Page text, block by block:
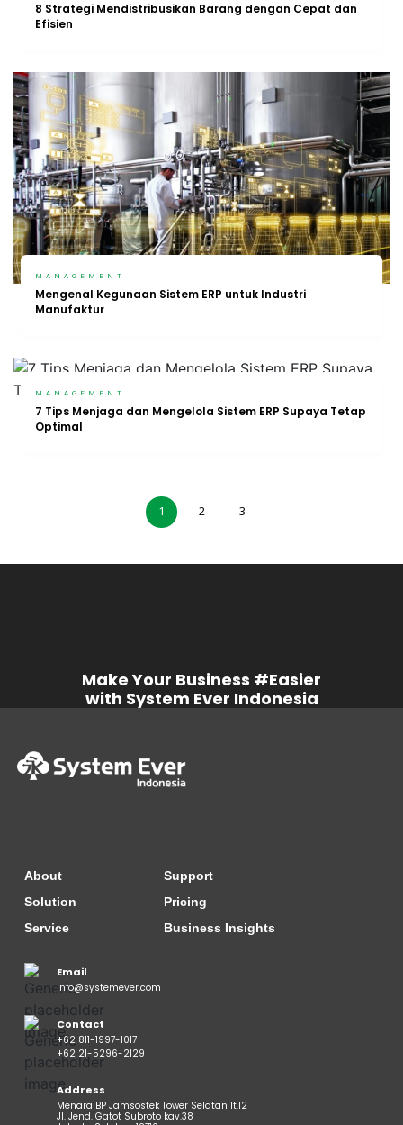
8 Strategi Mendistribusikan Barang dengan Cepat dan
Efisien
MANAGEMENT
Mengenal Kegunaan Sistem ERP untuk Industri
Manufaktur
MANAGEMENT
7 Tips Menjaga dan Mengelola Sistem ERP Supaya Tetap
Optimal
1 2 3
Make Your Business #Easier
with System Ever Indonesia
About
Solution
Service
Support
Pricing
Business Insights
Email
info@systemever.com
Contact
+62 811-1997-1017
+62 21-5296-2129
Address
Menara BP Jamsostek Tower Selatan lt.12
Jl. Jend. Gatot Subroto kav.38